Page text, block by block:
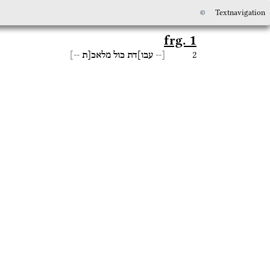
© Textnavigation
frg. 1
2
[-- עבו]דת כול מלאכ[ת --]